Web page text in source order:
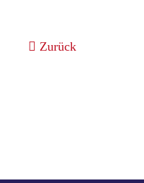
Zurück